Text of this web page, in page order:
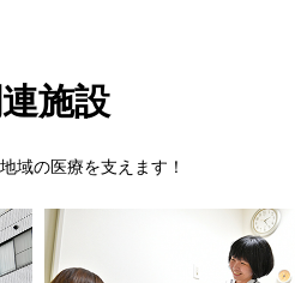
施設
域の医療を支えます！